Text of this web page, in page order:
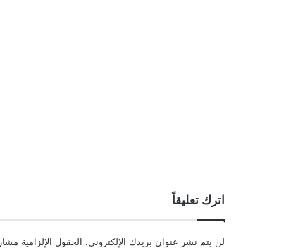
اترك تعليقاً
لن يتم نشر عنوان بريدك الإلكتروني. الحقول الإلزامية مشار